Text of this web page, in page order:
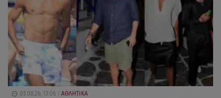
05.08.26, 13:06 ΑΘΛΗΤΙΚΑ